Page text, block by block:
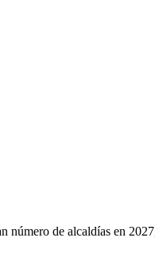
de alcaldías en